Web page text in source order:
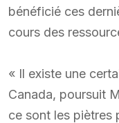
bénéficié ces
cours des
« Il existe une
Canada, poursuit
ce sont les piètres